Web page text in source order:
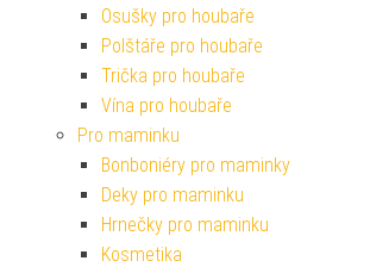
Osušky pro houbaře
Polštáře pro houbaře
Trička pro houbaře
Vína pro houbaře
Pro maminku
Bonboniéry pro maminky
Deky pro maminku
Hrnečky pro maminku
Kosmetika